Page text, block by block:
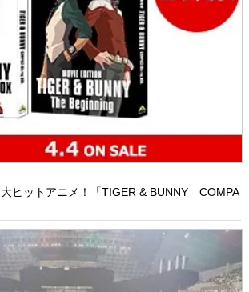
ヒットアニメ！「TIGER & BUNNY COMPA